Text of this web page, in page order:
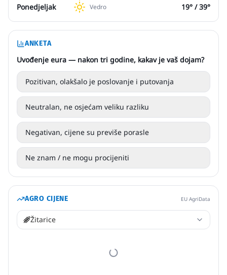
Ponedjeljak
Vedro 19° /39°
ANKETA
Uvođenje eura — nakon tri godine, kakav je vaš dojam?
Pozitivan, olakšalo je poslovanje i putovanja
Neutralan, ne osjećam veliku razliku
Negativan, cijene su previše porasle
Ne znam / ne mogu procijeniti
AGRO CIJENE EU AgriData
Žitarice